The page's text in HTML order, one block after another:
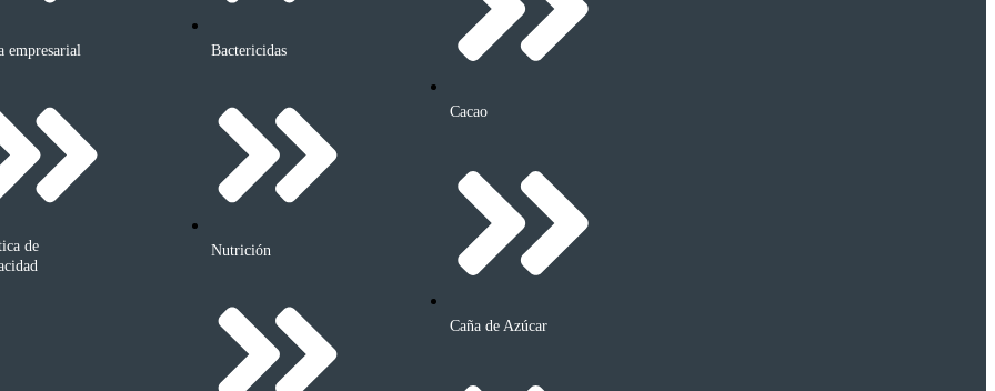
empresarial
de
Bactericidas
Nutrición
Cacao
Caña de Azúcar